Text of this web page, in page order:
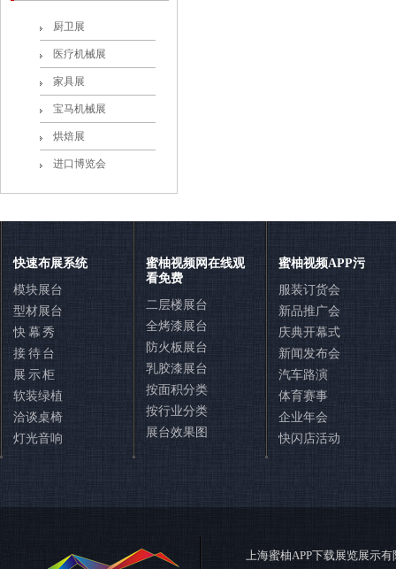
厨卫展
医疗机械展
家具展
宝马机械展
烘焙展
进口博览会
在线咨询
快速布展系统
模块展台
型材展台
快 幕 秀
接 待 台
展 示 柜
软装绿植
洽谈桌椅
灯光音响
蜜柚视频网在线观
看免费
二层楼展台
全烤漆展台
防火板展台
乳胶漆展台
按面积分类
按行业分类
展台效果图
蜜柚视频APP污
服装订货会
新品推广会
庆典开幕式
新闻发布会
汽车路演
体育赛事
企业年会
快闪店活动
上海蜜柚APP下载展览展示